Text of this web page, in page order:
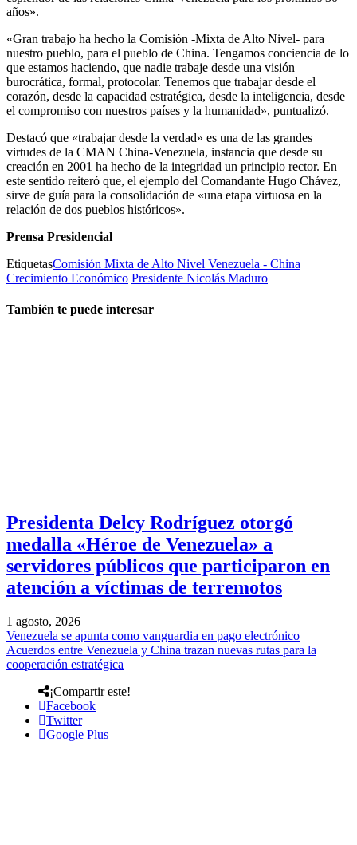
años».
«Gran trabajo ha hecho la Comisión -Mixta de Alto Nivel- para
nuestro pueblo, para el pueblo de China. Tengamos conciencia de lo
que estamos haciendo, que nadie trabaje desde una visión
burocrática, formal, protocolar. Tenemos que trabajar desde el
corazón, desde la capacidad estratégica, desde la inteligencia, desde
el compromiso con nuestros países y la humanidad», puntualizó.
Destacó que «trabajar desde la verdad» es una de las grandes
virtudes de la CMAN China-Venezuela, instancia que desde su
creación en 2001 ha hecho de la integridad un principio rector. En
este sentido reiteró que, el ejemplo del Comandante Hugo Chávez,
sirve de guía para la consolidación de «una etapa virtuosa en la
relación de dos pueblos históricos».
Prensa Presidencial
EtiquetasComisión Mixta de Alto Nivel Venezuela - China
Crecimiento Económico Presidente Nicolás Maduro
También te puede interesar
Presidenta Delcy Rodríguez otorgó
medalla «Héroe de Venezuela» a
servidores públicos que participaron en
atención a víctimas de terremotos
1 agosto, 2026
Venezuela se apunta como vanguardia en pago electrónico
Acuerdos entre Venezuela y China trazan nuevas rutas para la
cooperación estratégica
¡Compartir este!
Facebook
Twitter
Google Plus